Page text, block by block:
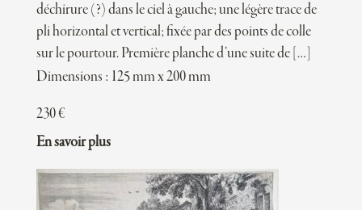
déchirure (?) dans le ciel à gauche; une légère trace de
pli horizontal et vertical; fixée par des points de colle
sur le pourtour. Première planche d’une suite de […]
Dimensions : 125 mm x 200 mm
230€
En savoir plus